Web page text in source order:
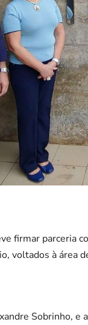
firmar parceria
voltados à área
Sobrinho, e